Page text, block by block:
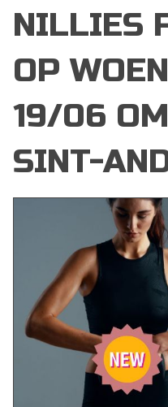
NILLIES
OP
19/06
SINT-